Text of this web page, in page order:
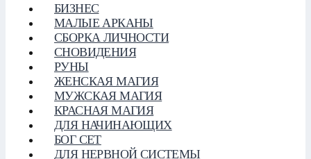
БИЗНЕС
МАЛЫЕ АРКАНЫ
СБОРКА ЛИЧНОСТИ
СНОВИДЕНИЯ
РУНЫ
ЖЕНСКАЯ МАГИЯ
МУЖСКАЯ МАГИЯ
КРАСНАЯ МАГИЯ
ДЛЯ НАЧИНАЮЩИХ
БОГ СЕТ
ДЛЯ НЕРВНОЙ СИСТЕМЫ